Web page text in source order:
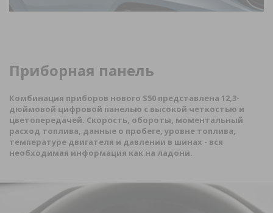
Приборная панель
Комбинация приборов нового S50 представлена 12,3-
дюймовой цифровой панелью с высокой четкостью и
цветопередачей. Скорость, обороты, моментальный
расход топлива, данные о пробеге, уровне топлива,
температуре двигателя и давлении в шинах - вся
необходимая информация как на ладони.